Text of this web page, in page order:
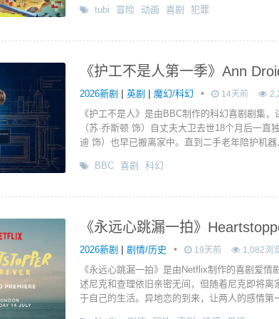
tubi 冒险 动画 喜剧 犯罪
《护工不是人第一季》Ann
2026新剧 | 英剧 | 魔幻/科幻 • 14天前
《护工不是人》是由BBC制作的科幻喜剧剧集
（苏·乔斯顿 饰）自丈夫大卫去世18个月后一直
迪 饰）也早已搬离家中。直到二手老年陪护机器
BBC 喜剧 科幻
《永远心跳漏一拍》
2026新剧 | 剧情/历史 • 19天前 1,082浏
《永远心跳漏一拍》是由Netflix制作的喜剧爱
述尼克和查理依旧亲密无间，但随着尼克即将
于自己的生活。异地恋的到来，让两人的感情第